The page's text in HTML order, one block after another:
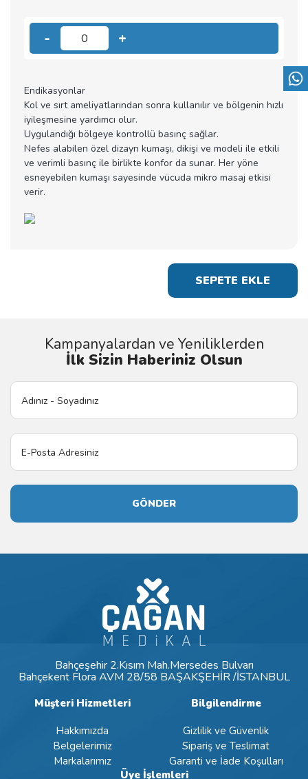
- 0 +
Endikasyonlar
Kol ve sırt ameliyatlarından sonra kullanılır ve bölgenin hızlı
iyileşmesine yardımcı olur.
Uygulandığı bölgeye kontrollü basınç sağlar.
Nefes alabilen özel dizayn kumaşı, dikişi ve modeli ile etkili
ve verimli basınç ile birlikte konfor da sunar. Her yöne
esneyebilen kumaşı sayesinde vücuda mikro masaj etkisi
verir.
SEPETE EKLE
Kampanyalardan ve Yeniliklerden
İlk Sizin Haberiniz Olsun
GÖNDER
Bahçeşehir 2.Kısım Mah.Mersedes Bulvarı
Bahçekent Flora AVM 28/58 BAŞAKŞEHİR /İSTANBUL
Müşteri Hizmetleri
Hakkımızda
Belgelerimiz
Markalarımız
Bilgilendirme
Gizlilik ve Güvenlik
Sipariş ve Teslimat
Garanti ve İade Koşulları
Üye İşlemleri